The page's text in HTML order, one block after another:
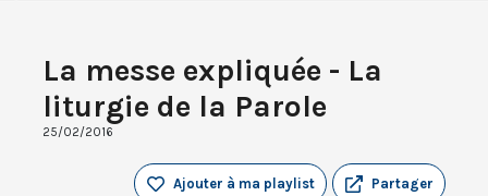
La messe expliquée - La
liturgie de la Parole
25/02/2016
Partager
Ajouter à ma playlist